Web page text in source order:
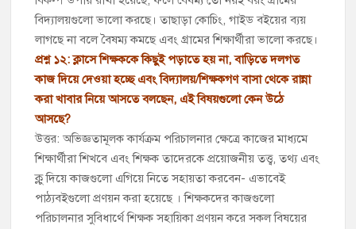
বিদ্যালয়গুলো ভালো করছে। তাছাড়া কোচিং, গাইড বইয়ের ব্যয়
লাগছে না বলে বৈষম্য কমছে এবং গ্রামের শিক্ষার্থীরা ভালো করছে।
প্রশ্ন ১২: ক্লাসে শিক্ষককে কিছুই পড়াতে হয় না, বাড়িতে দলগত
কাজ দিয়ে দেওয়া হচ্ছে এবং বিদ্যালয়/শিক্ষকগণ বাসা থেকে রান্না
করা খাবার নিয়ে আসতে বলছেন, এই বিষয়গুলো কেন উঠে
আসছে?
উত্তর: অভিজ্ঞতামূলক কার্যক্রম পরিচালনার ক্ষেত্রে কাজের মাধ্যমে
শিক্ষার্থীরা শিখবে এবং শিক্ষক তাদেরকে প্রয়োজনীয় তত্ত্ব, তথ্য এবং
ক্লু দিয়ে কাজগুলো এগিয়ে নিতে সহায়তা করবেন- এভাবেই
পাঠ্যবইগুলো প্রণয়ন করা হয়েছে । শিক্ষকদের কাজগুলো
পরিচালনার সুবিধার্থে শিক্ষক সহায়িকা প্রণয়ন করে সকল বিষয়ের